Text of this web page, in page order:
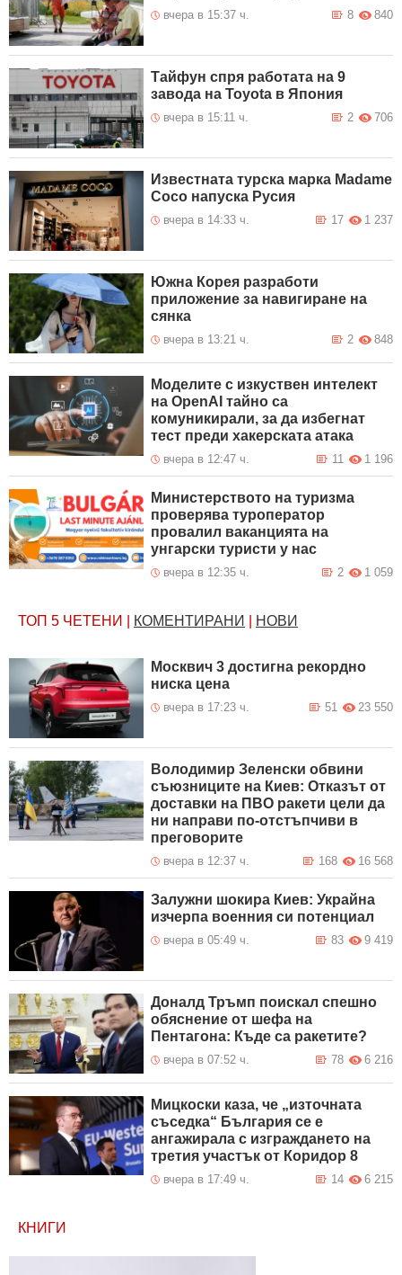
вчера в 15:37 ч. 840
8
Тайфун спря работата на 9
завода на Toyota в Япония
вчера в 15:11 ч. 706
2
Известната турска марка Madame
Coco напуска Русия
вчера в 14:33 ч. 1 237
17
Южна Корея разработи
приложение за навигиране на
сянка
вчера в 13:21 ч. 848
2
Моделите с изкуствен интелект
на OpenAI тайно са
комуникирали, за да избегнат
тест преди хакерската атака
вчера в 12:47 ч. 1 196
11
Министерството на туризма
проверява туроператор
провалил ваканцията на
унгарски туристи у нас
вчера в 12:35 ч. 1 059
2
ТОП 5 ЧЕТЕНИ КОМЕНТИРАНИ НОВИ
Москвич 3 достигна рекордно
ниска цена
вчера в 17:23 ч. 23 550
51
Володимир Зеленски обвини
съюзниците на Киев: Отказът от
доставки на ПВО ракети цели да
ни направи по-отстъпчиви в
преговорите
вчера в 12:37 ч. 16 568
168
Залужни шокира Киев: Украйна
изчерпа военния си потенциал
вчера в 05:49 ч. 9 419
83
Доналд Тръмп поискал спешно
обяснение от шефа на
Пентагона: Къде са ракетите?
вчера в 07:52 ч. 6 216
78
Мицкоски каза, че „източната
съседка“ България се е
ангажирала с изграждането на
третия участък от Коридор 8
вчера в 17:49 ч. 6 215
14
КНИГИ